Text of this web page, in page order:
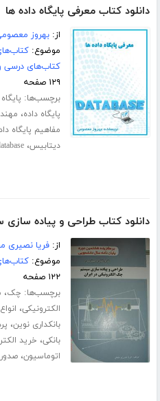
دانلود کتاب معرفی پایگاه داده ها
از:بهروز
موضوع:
کتاب‌های درسی
۱۲۹ صفحه
برچسب‌ها:
پایگاه داده،
مفاهیم پایگاه
دیتابیس،
دانلود کتاب طراحی و پیاده
از:فریا نصیری
موضوع:
۱۲۲ صفحه
برچسب‌ها: چک،
الکترونیکی،
بانکداری نوین،
بانکی، خرید
اتوماسیون،